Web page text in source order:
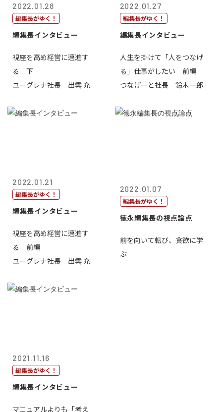
2022.01.28
編集長がゆく！
編集長インタビュー
視座を高め経営に邁進す
る 下
ユーグレナ社長 出雲 充
2022.01.27
編集長がゆく！
編集長インタビュー
人生を掛けて「人をつなげ
る」仕事がしたい 前編
つなげーと社長 鈴木一郎
2022.01.21
編集長がゆく！
編集長インタビュー
視座を高め経営に邁進す
る 前編
ユーグレナ社長 出雲 充
2022.01.07
編集長がゆく！
徳永編集長の視点論点
前を向いて転び、貪欲に学
ぶ
2021.11.16
編集長がゆく！
編集長インタビュー
マニュアルよりも「考え